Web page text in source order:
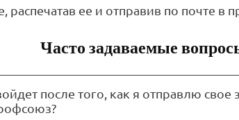
ее и отправив по почте в
Часто задаваемые
после того, как я отправлю свое